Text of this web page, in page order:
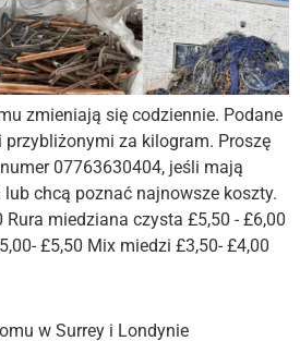
zmieniają się codziennie. Podane
przybliżonymi za kilogram. Proszę
07763630404, jeśli mają
chcą poznać najnowsze koszty.
Rura miedziana czysta £5,50 - £6,00
£5,50 Mix miedzi £3,50- £4,00
w Surrey i Londynie